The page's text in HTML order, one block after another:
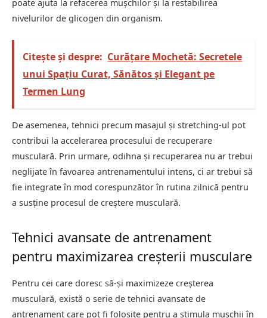
poate ajuta la refacerea mușchilor și la restabilirea
nivelurilor de glicogen din organism.
Citește și despre: Curățare Mochetă: Secretele
unui Spațiu Curat, Sănătos și Elegant pe
Termen Lung
De asemenea, tehnici precum masajul și stretching-ul pot
contribui la accelerarea procesului de recuperare
musculară. Prin urmare, odihna și recuperarea nu ar trebui
neglijate în favoarea antrenamentului intens, ci ar trebui să
fie integrate în mod corespunzător în rutina zilnică pentru
a susține procesul de creștere musculară.
Tehnici avansate de antrenament
pentru maximizarea creșterii musculare
Pentru cei care doresc să-și maximizeze creșterea
musculară, există o serie de tehnici avansate de
antrenament care pot fi folosite pentru a stimula mușchii în